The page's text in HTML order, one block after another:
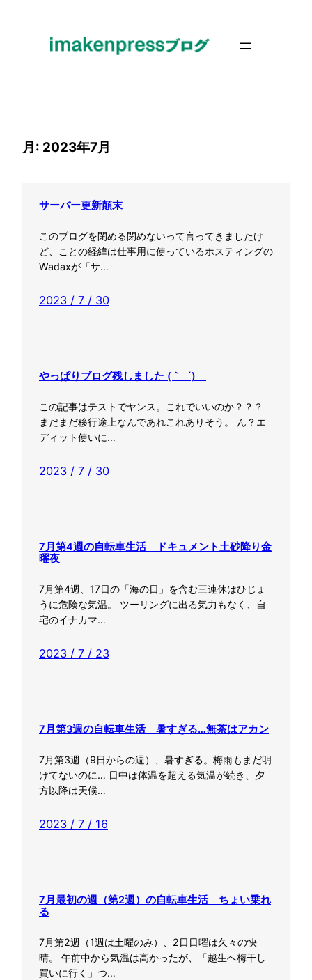
月: 2023年7月
サーバー更新顛末
このブログを閉める閉めないって言ってきましたけ
ど、ことの経緯は仕事用に使っているホスティングの
Wadaxが「サ…
2023 / 7 / 30
やっぱりブログ残しました (｀_´)ゞ
この記事はテストでヤンス。これでいいのか？？？
まだまだ移行途上なんであれこれありそう。 ん？エ
ディット使いに…
2023 / 7 / 30
7月第4週の自転車生活 ドキュメント土砂降り金
曜夜
7月第4週、17日の「海の日」を含む三連休はひじょ
うに危険な気温。 ツーリングに出る気力もなく、自
宅のイナカマ…
2023 / 7 / 23
7月第3週の自転車生活 暑すぎる…無茶はアカン
7月第3週（9日からの週）、暑すぎる。梅雨もまだ明
けてないのに… 日中は体温を超える気温が続き、夕
方以降は天候…
2023 / 7 / 16
7月最初の週（第2週）の自転車生活 ちょい乗れ
る
7月第2週（1週は土曜のみ）、2日日曜は久々の快
晴。 午前中から気温は高かったが、「越生へ梅干し
買いに行く」つ…